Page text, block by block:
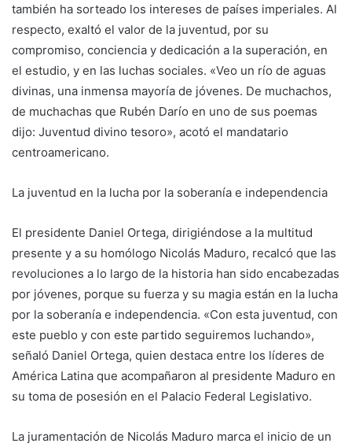
también ha sorteado los intereses de países imperiales. Al
respecto, exaltó el valor de la juventud, por su
compromiso, conciencia y dedicación a la superación, en
el estudio, y en las luchas sociales. «Veo un río de aguas
divinas, una inmensa mayoría de jóvenes. De muchachos,
de muchachas que Rubén Darío en uno de sus poemas
dijo: Juventud divino tesoro», acotó el mandatario
centroamericano.
La juventud en la lucha por la soberanía e independencia
El presidente Daniel Ortega, dirigiéndose a la multitud
presente y a su homólogo Nicolás Maduro, recalcó que las
revoluciones a lo largo de la historia han sido encabezadas
por jóvenes, porque su fuerza y su magia están en la lucha
por la soberanía e independencia. «Con esta juventud, con
este pueblo y con este partido seguiremos luchando»,
señaló Daniel Ortega, quien destaca entre los líderes de
América Latina que acompañaron al presidente Maduro en
su toma de posesión en el Palacio Federal Legislativo.
La juramentación de Nicolás Maduro marca el inicio de un